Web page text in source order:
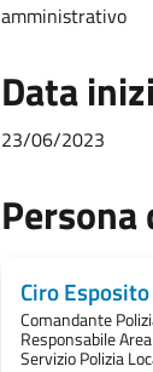
amministrativo
Data
23/06/2023
Ciro Esposito
Comandante
Responsabile
Servizio Polizia